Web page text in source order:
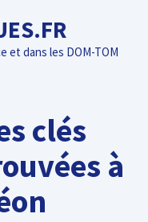
et dans les DOM-TOM
clés
à